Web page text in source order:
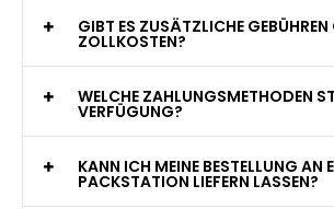
GIBT ES ZUSÄTZLICHE GEBÜHREN
ZOLLKOSTEN?
WELCHE ZAHLUNGSMETHODEN
VERFÜGUNG?
KANN ICH MEINE BESTELLUNG AN
PACKSTATION LIEFERN LASSEN?